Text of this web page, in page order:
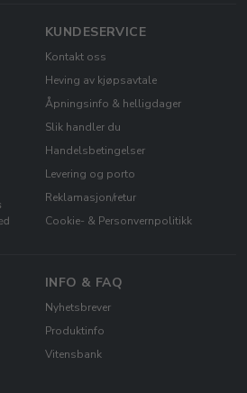
KUNDESERVICE
Kontakt oss
Heving av kjøpsavtale
Åpningsinfo & helligdager
Slik handler du
Handelsbetingelser
Levering og porto
Reklamasjon/retur
Cookie- & Personvernpolitikk
INFO & FAQ
Nyhetsbrever
Produktinfo
Vitensbank